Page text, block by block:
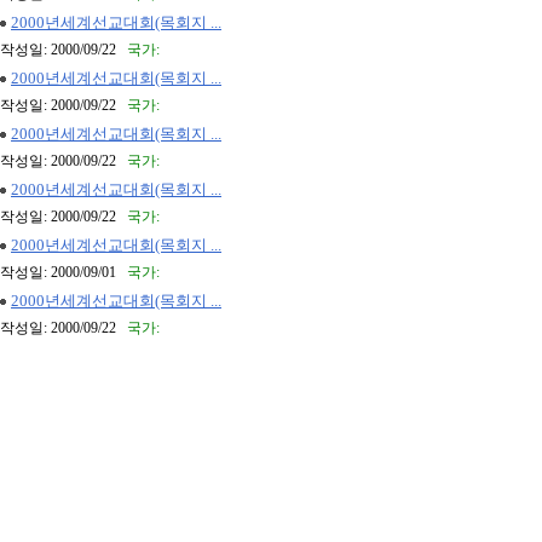
2000년세계선교대회(목회지 ...
작성일: 2000/09/22 국가:
2000년세계선교대회(목회지 ...
작성일: 2000/09/22 국가:
2000년세계선교대회(목회지 ...
작성일: 2000/09/22 국가:
2000년세계선교대회(목회지 ...
작성일: 2000/09/22 국가:
2000년세계선교대회(목회지 ...
작성일: 2000/09/01 국가:
2000년세계선교대회(목회지 ...
작성일: 2000/09/22 국가: